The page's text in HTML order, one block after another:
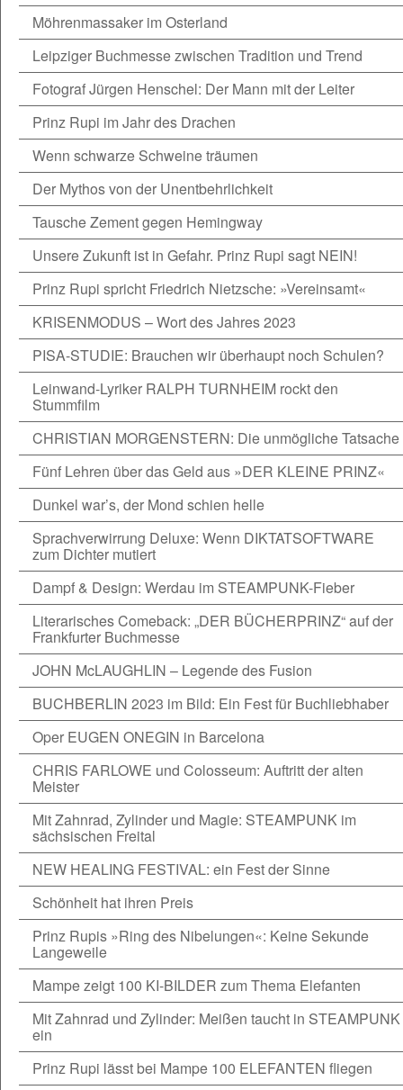
Möhrenmassaker im Osterland
Leipziger Buchmesse zwischen Tradition und Trend
Fotograf Jürgen Henschel: Der Mann mit der Leiter
Prinz Rupi im Jahr des Drachen
Wenn schwarze Schweine träumen
Der Mythos von der Unentbehrlichkeit
Tausche Zement gegen Hemingway
Unsere Zukunft ist in Gefahr. Prinz Rupi sagt NEIN!
Prinz Rupi spricht Friedrich Nietzsche: »Vereinsamt«
KRISENMODUS – Wort des Jahres 2023
PISA-STUDIE: Brauchen wir überhaupt noch Schulen?
Leinwand-Lyriker RALPH TURNHEIM rockt den
Stummfilm
CHRISTIAN MORGENSTERN: Die unmögliche Tatsache
Fünf Lehren über das Geld aus »DER KLEINE PRINZ«
Dunkel war’s, der Mond schien helle
Sprachverwirrung Deluxe: Wenn DIKTATSOFTWARE
zum Dichter mutiert
Dampf & Design: Werdau im STEAMPUNK-Fieber
Literarisches Comeback: „DER BÜCHERPRINZ“ auf der
Frankfurter Buchmesse
JOHN McLAUGHLIN – Legende des Fusion
BUCHBERLIN 2023 im Bild: Ein Fest für Buchliebhaber
Oper EUGEN ONEGIN in Barcelona
CHRIS FARLOWE und Colosseum: Auftritt der alten
Meister
Mit Zahnrad, Zylinder und Magie: STEAMPUNK im
sächsischen Freital
NEW HEALING FESTIVAL: ein Fest der Sinne
Schönheit hat ihren Preis
Prinz Rupis »Ring des Nibelungen«: Keine Sekunde
Langeweile
Mampe zeigt 100 KI-BILDER zum Thema Elefanten
Mit Zahnrad und Zylinder: Meißen taucht in STEAMPUNK
ein
Prinz Rupi lässt bei Mampe 100 ELEFANTEN fliegen